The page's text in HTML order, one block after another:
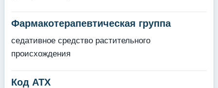
Фармакотерапевтическая группа
седативное средство растительного
происхождения
Код АТХ